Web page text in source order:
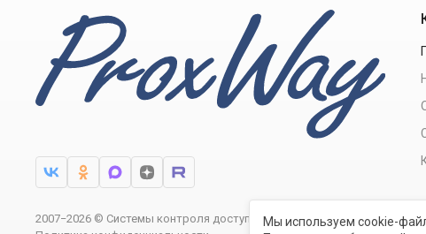
2007−2026 © Системы контроля доступа ProxWayМы используем cookie-